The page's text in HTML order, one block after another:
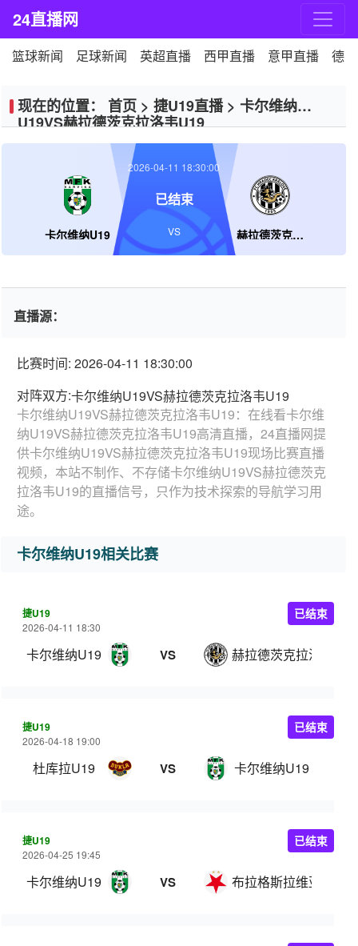
24直播网
篮球新闻 足球新闻 英超直播 西甲直播 意甲直播 德
现在的位置： 首页 > 捷U19直播> 卡尔维纳
U19VS赫拉德茨克拉洛韦U19
卡尔维纳U19 赫拉德茨克拉洛韦U19
2026-04-11 18:30:00
已结束
VS
直播源：
比赛时间: 2026-04-11 18:30:00
对阵双方:卡尔维纳U19VS赫拉德茨克拉洛韦U19
卡尔维纳U19VS赫拉德茨克拉洛韦U19：在线看卡尔维
纳U19VS赫拉德茨克拉洛韦U19高清直播，24直播网提
供卡尔维纳U19VS赫拉德茨克拉洛韦U19现场比赛直播
视频，本站不制作、不存储卡尔维纳U19VS赫拉德茨克
拉洛韦U19的直播信号，只作为技术探索的导航学习用
途。
卡尔维纳U19相关比赛
捷U19
2026-04-11 18:30
卡尔维纳U19 VS 赫拉德茨克拉洛韦U19
已结束
捷U19
2026-04-18 19:00
杜库拉U19 VS 卡尔维纳U19
已结束
捷U19
2026-04-25 19:45
卡尔维纳U19 VS 布拉格斯拉维亚U19
已结束